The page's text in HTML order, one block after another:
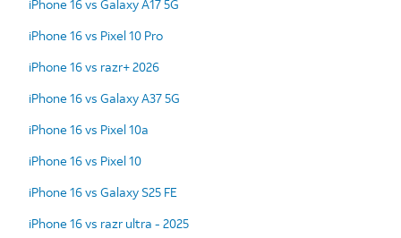
iPhone 16 vs Galaxy A17 5G
iPhone 16 vs Pixel 10 Pro
iPhone 16 vs razr+ 2026
iPhone 16 vs Galaxy A37 5G
iPhone 16 vs Pixel 10a
iPhone 16 vs Pixel 10
iPhone 16 vs Galaxy S25 FE
iPhone 16 vs razr ultra - 2025